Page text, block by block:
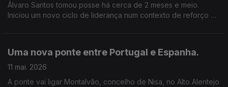
Álvaro Santos tomou posse há cerca de 2 meses e meio.
Iniciou um novo ciclo de liderança num contexto de reforço da
Uma nova ponte entre Portugal e Espanha.
11 mai. 2026
A ponte vai ligar Montalvão, concelho de Nisa, no Alto Alentejo